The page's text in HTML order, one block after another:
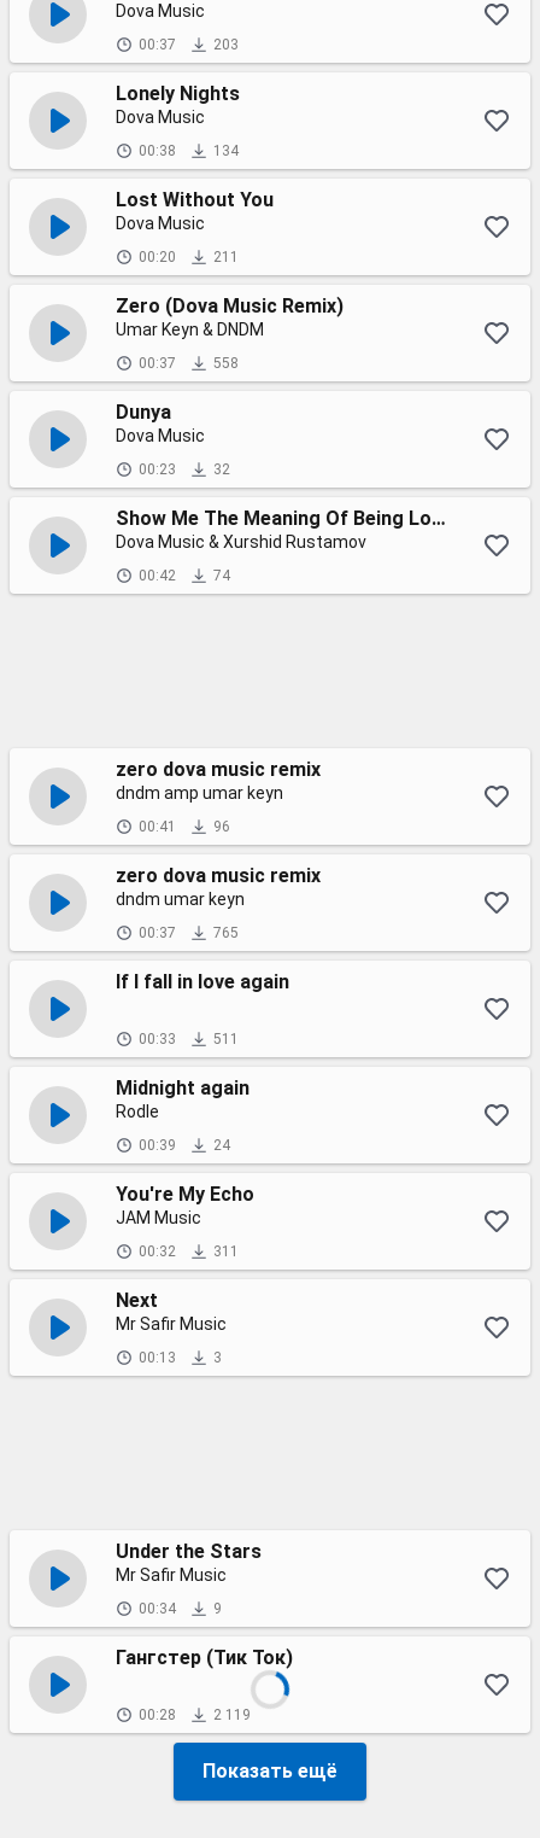
Dova Music
00:37 203
Lonely Nights
Dova Music
00:38 134
Lost Without You
Dova Music
00:20 211
Zero (Dova Music Remix)
Umar Keyn & DNDM
00:37 558
Dunya
Dova Music
00:23 32
Show Me The Meaning Of Being Lonely
Dova Music & Xurshid Rustamov
00:42 74
zero dova music remix
dndm amp umar keyn
00:41 96
zero dova music remix
dndm umar keyn
00:37 765
If I fall in love again
00:33 511
Midnight again
Rodle
00:39 24
You're My Echo
JAM Music
00:32 311
Next
Mr Safir Music
00:13 3
Under the Stars
Mr Safir Music
00:34 9
Гангстер (Тик Ток)
00:28 2 119
Показать ещё